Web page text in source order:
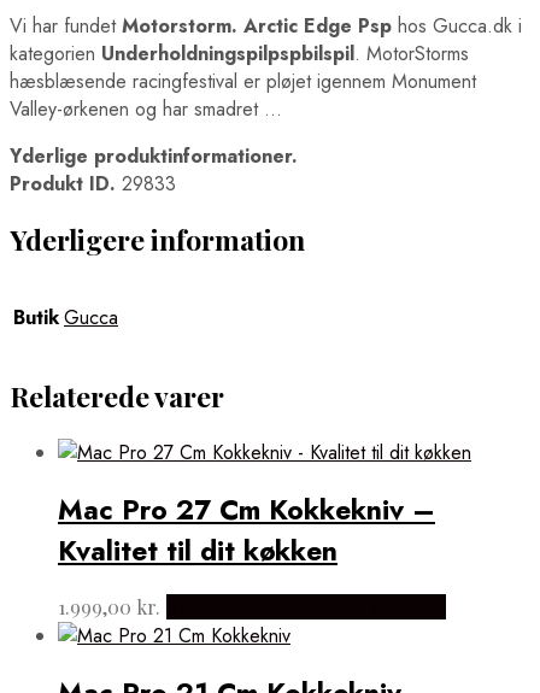
Vi har fundetMotorstorm. Arctic Edge Psp hos Gucca.dk i
kategorien Underholdningspilpspbilspil. MotorStorms
hæsblæsende racingfestival er pløjet igennem Monument
Valley-ørkenen og har smadret …
Yderlige produktinformationer.
Produkt ID. 29833
Yderligere information
ButikGucca
Relaterede varer
Mac Pro 27 Cm Kokkekniv –
Kvalitet til dit køkken
1.999,00 kr.